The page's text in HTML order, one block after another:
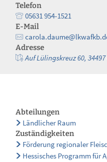
Telefon
05631 954-1521
E-Mail
Adresse
Auf Lülingskreuz 60,
Abteilungen
Ländlicher Raum
Zuständigkeiten
Förderung regionaler
Hessisches Programm für